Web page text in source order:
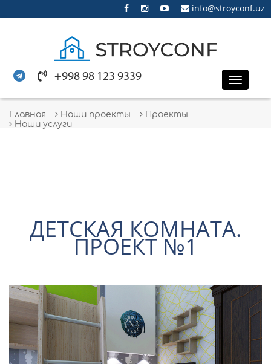
info@stroyconf.uz
+998 98 123 9339
Toggle
Главная Наши проекты
Проекты
Наши услуги
ДЕТСКАЯ КОМНАТА.
ПРОЕКТ №1